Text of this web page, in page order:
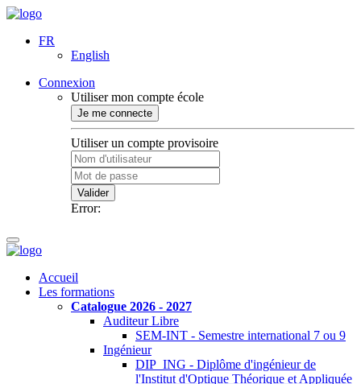
FR
English
Connexion
Utiliser mon compte école
Je me connecte
Utiliser un compte provisoire
Valider
Error:
Accueil
Les formations
Catalogue 2026 - 2027
Auditeur Libre
SEM-INT - Semestre international 7 ou 9
Ingénieur
DIP_ING - Diplôme d'ingénieur de
l'Institut d'Optique Théorique et Appliquée